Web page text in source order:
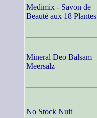
Medimix - Savon de
Beauté aux 18 Plantes
Mineral Deo Balsam
Meersalz
No Stock Nuit